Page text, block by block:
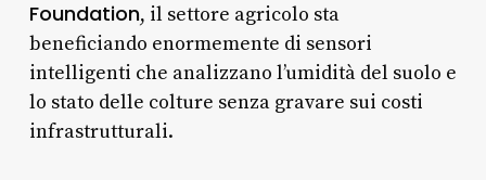
Foundation, il settore agricolo sta
beneficiando enormemente di sensori
intelligenti che analizzano l’umidità del suolo e
lo stato delle colture senza gravare sui costi
infrastrutturali.